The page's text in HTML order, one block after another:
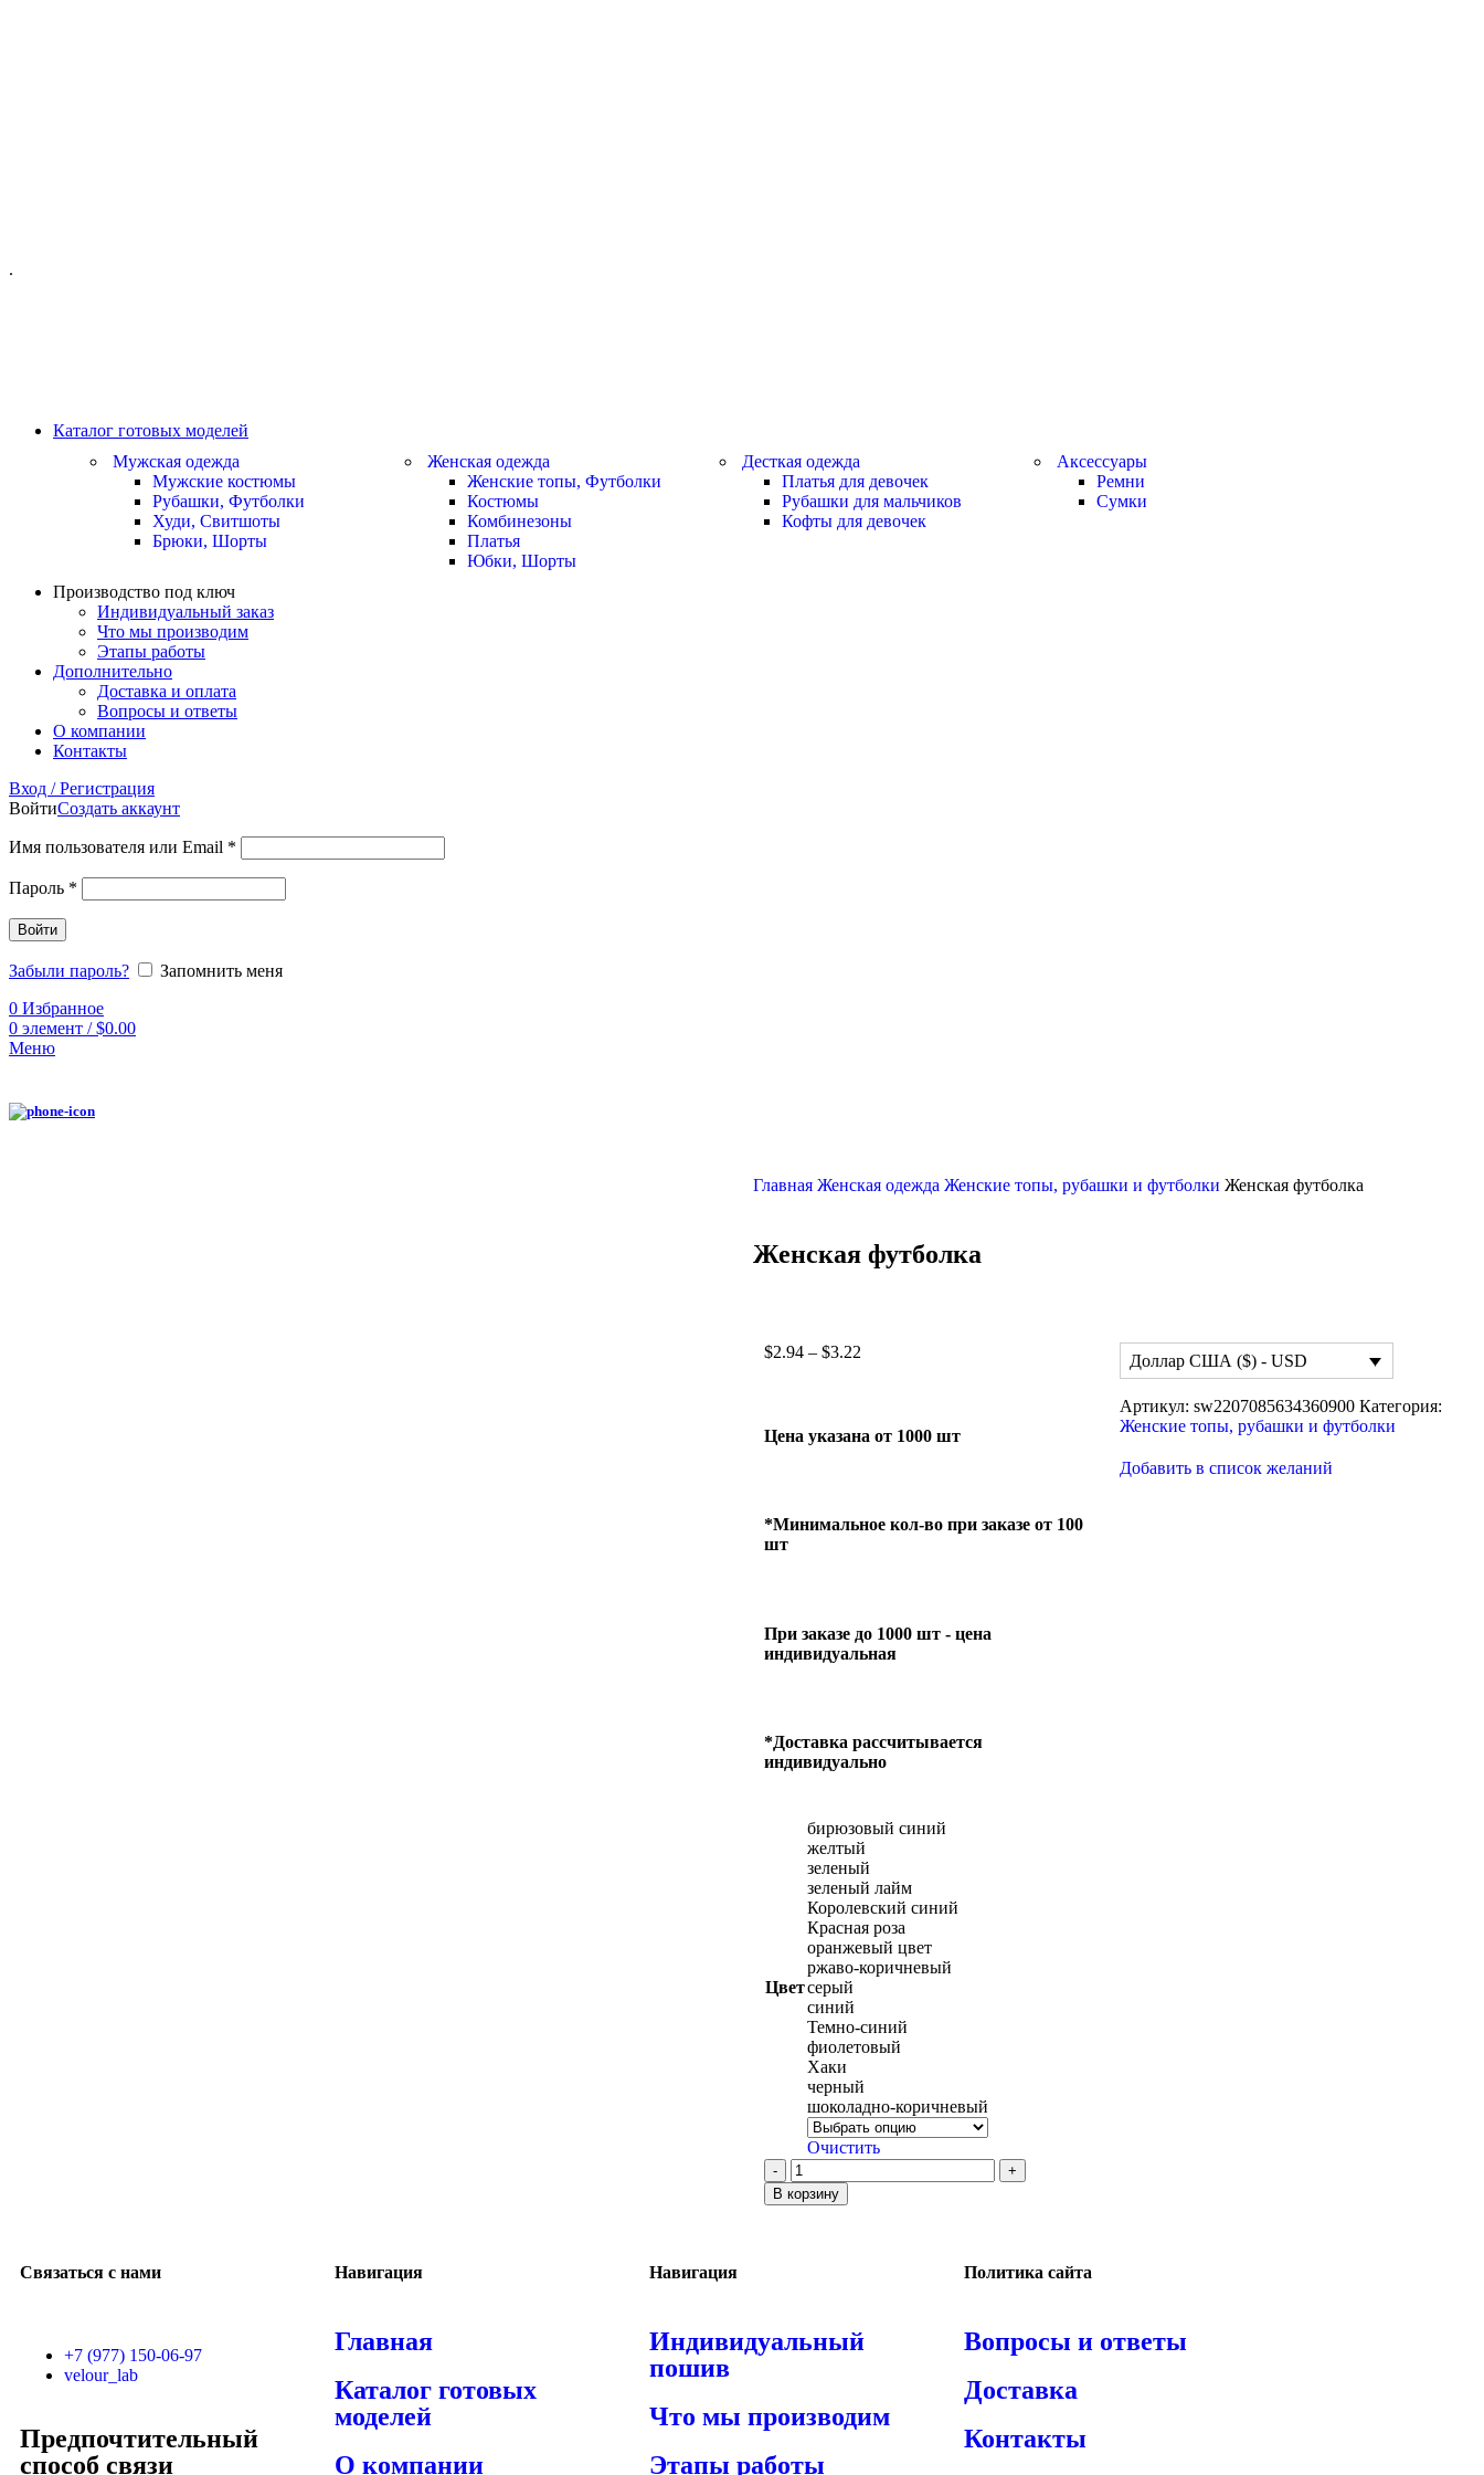
.
Каталог готовых моделей
Мужская одежда
Мужские костюмы
Рубашки, Футболки
Худи, Свитшоты
Брюки, Шорты
Женская одежда
Женские топы, Футболки
Костюмы
Комбинезоны
Платья
Юбки, Шорты
Десткая одежда
Платья для девочек
Рубашки для мальчиков
Кофты для девочек
Аксессуары
Ремни
Сумки
Производство под ключ
Индивидуальный заказ
Что мы производим
Этапы работы
Дополнительно
Доставка и оплата
Вопросы и ответы
О компании
Контакты
Вход / Регистрация
ВойтиСоздать аккаунт
Имя пользователя или Email *
Пароль *
Войти
Забыли пароль?
Запомнить меня
0 Избранное
0 элемент / $0.00
Меню
Главная Женская одежда Женские топы, рубашки и футболки Женская футболка
Женская футболка
$2.94 – $3.22
Цена указана от 1000 шт
*Минимальное кол-во при заказе от 100
шт
При заказе до 1000 шт - цена
индивидуальная
*Доставка рассчитывается
индивидуально
Доллар США ($) - USD
Артикул: sw2207085634360900 Категория:
Женские топы, рубашки и футболки
Добавить в список желаний
Цвет
бирюзовый синий
желтый
зеленый
зеленый лайм
Королевский синий
Красная роза
оранжевый цвет
ржаво-коричневый
серый
синий
Темно-синий
фиолетовый
Хаки
черный
шоколадно-коричневый
Очистить
В корзину
Связаться с нами
+7 (977) 150-06-97
velour_lab
Предпочтительный
способ связи
Навигация
Главная
Каталог готовых
моделей
О компании
Навигация
Индивидуальный
пошив
Что мы производим
Этапы работы
Политика сайта
Вопросы и ответы
Доставка
Контакты